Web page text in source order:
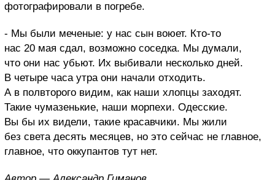
фотографировали в погребе.
- Мы были меченые: у нас сын воюет. Кто-то
нас 20 мая сдал, возможно соседка. Мы думали,
что они нас убьют. Их выбивали несколько дней.
В четыре часа утра они начали отходить.
А в полвторого видим, как наши хлопцы заходят.
Такие чумазенькие, наши морпехи. Одесские.
Вы бы их видели, такие красавчики. Мы жили
без света десять месяцев, но это сейчас не главное,
главное, что оккупантов тут нет.